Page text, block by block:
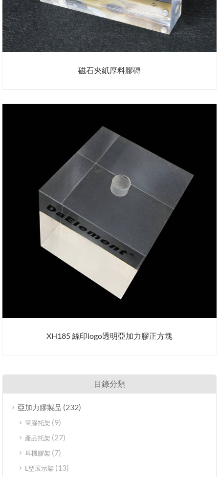
磁石夾紙厚料膠磚
XH185 絲印logo透明亞加力膠正方塊
目錄分類
亞加力膠製品 (232)
筆膠托架 (9)
產品托架 (27)
耳機膠架 (7)
L型展示架 (13)